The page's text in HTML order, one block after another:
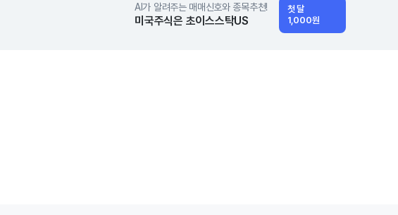
AI가 알려주는 매매신호와 종목추천!
미국주식은 초이스스탁US
첫 달
1,000원